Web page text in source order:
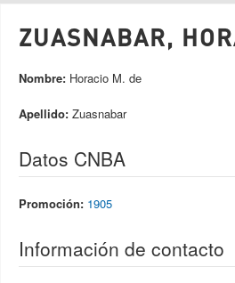
ZUASNABAR,
Nombre: Horacio M. de
Apellido: Zuasnabar
Datos CNBA
Promoción: 1905
Información de contacto